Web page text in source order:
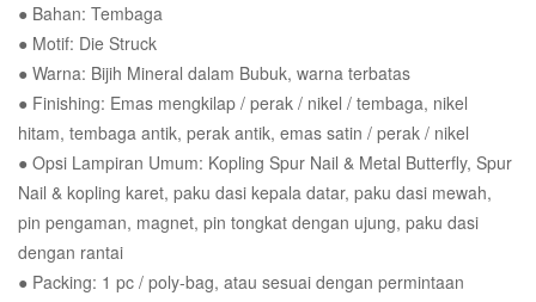
● Bahan: Tembaga
● Motif: Die Struck
● Warna: Bijih Mineral dalam Bubuk, warna terbatas
● Finishing: Emas mengkilap / perak / nikel / tembaga, nikel
hitam, tembaga antik, perak antik, emas satin / perak / nikel
● Opsi Lampiran Umum: Kopling Spur Nail & Metal Butterfly, Spur
Nail & kopling karet, paku dasi kepala datar, paku dasi mewah,
pin pengaman, magnet, pin tongkat dengan ujung, paku dasi
dengan rantai
● Packing: 1 pc / poly-bag, atau sesuai dengan permintaan